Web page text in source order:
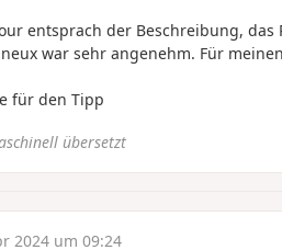
entsprach der Beschreibung, das
war sehr angenehm. Für
für den Tipp
übersetzt
2024 um 09:24